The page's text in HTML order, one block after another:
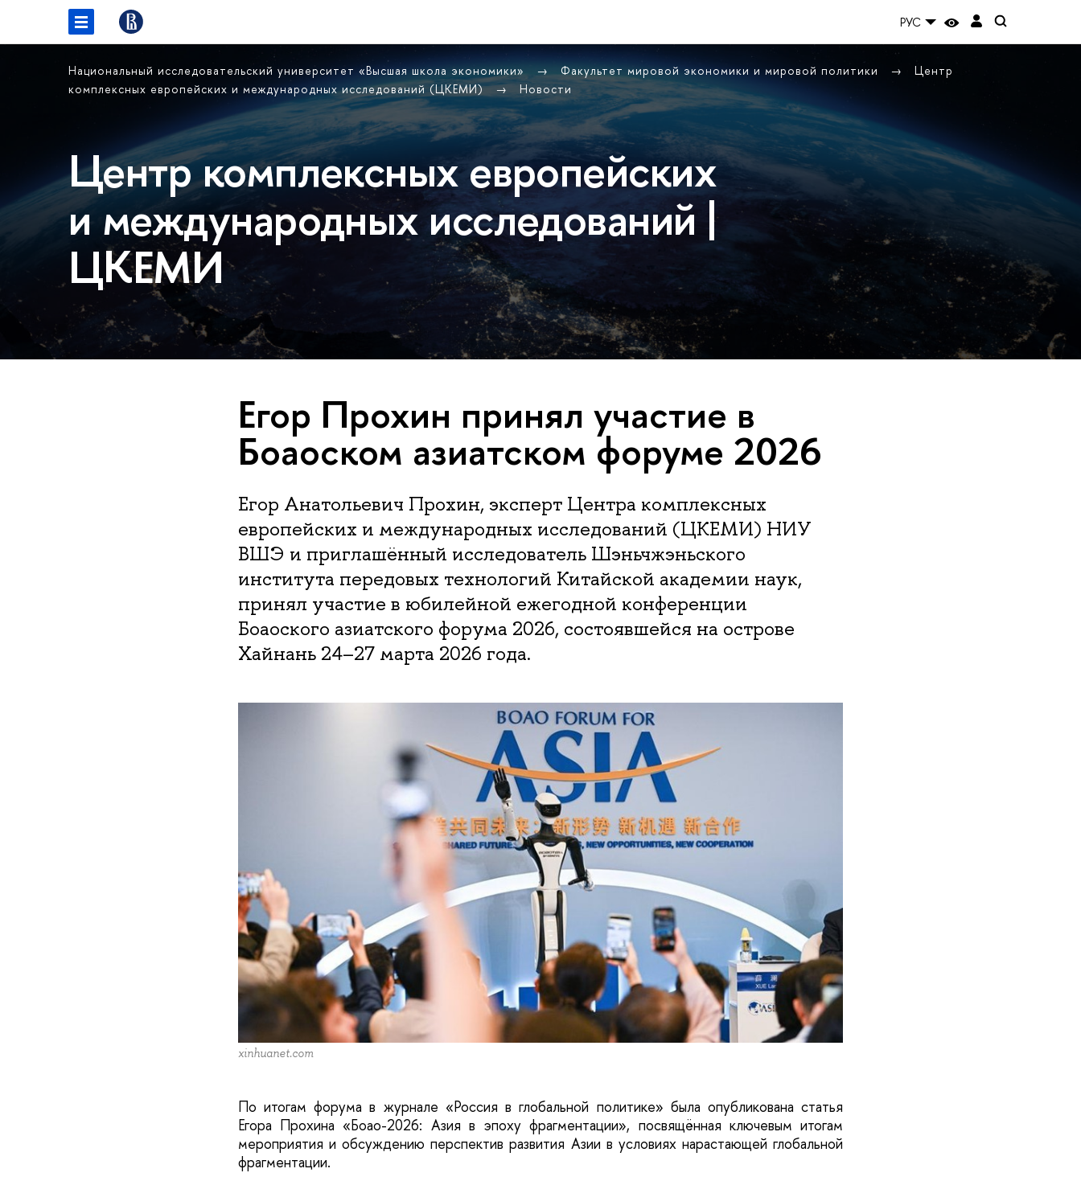
РУС
Национальный исследовательский университет «Высшая школа экономики» Факультет мировой экономики и мировой политики
Центр
комплексных европейских и международных исследований (ЦКЕМИ)
Новости
Центр комплексных европейских
и международных исследований |
ЦКЕМИ
Егор Прохин принял участие в
Боаоском азиатском форуме 2026
Егор Анатольевич Прохин, эксперт Центра комплексных
европейских и международных исследований (ЦКЕМИ) НИУ
ВШЭ и приглашённый исследователь Шэньчжэньского
института передовых технологий Китайской академии наук,
принял участие в юбилейной ежегодной конференции
Боаоского азиатского форума 2026, состоявшейся на острове
Хайнань 24–27 марта 2026 года.
xinhuanet.com
По итогам форума в журнале «Россия в глобальной политике» была опубликована статья
Егора Прохина «Боао-2026: Азия в эпоху фрагментации», посвящённая ключевым итогам
мероприятия и обсуждению перспектив развития Азии в условиях нарастающей глобальной
фрагментации.